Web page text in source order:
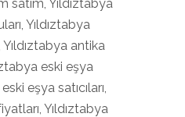
satım, Yıldıztabya
Yıldıztabya
Yıldıztabya antika
eski eşya
eski eşya satıcıları,
Yıldıztabya